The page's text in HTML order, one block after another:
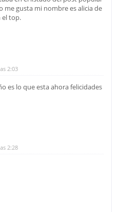
me gusta mi nombre es alicia de
el top.
2:03
es lo que esta ahora felicidades
2:28